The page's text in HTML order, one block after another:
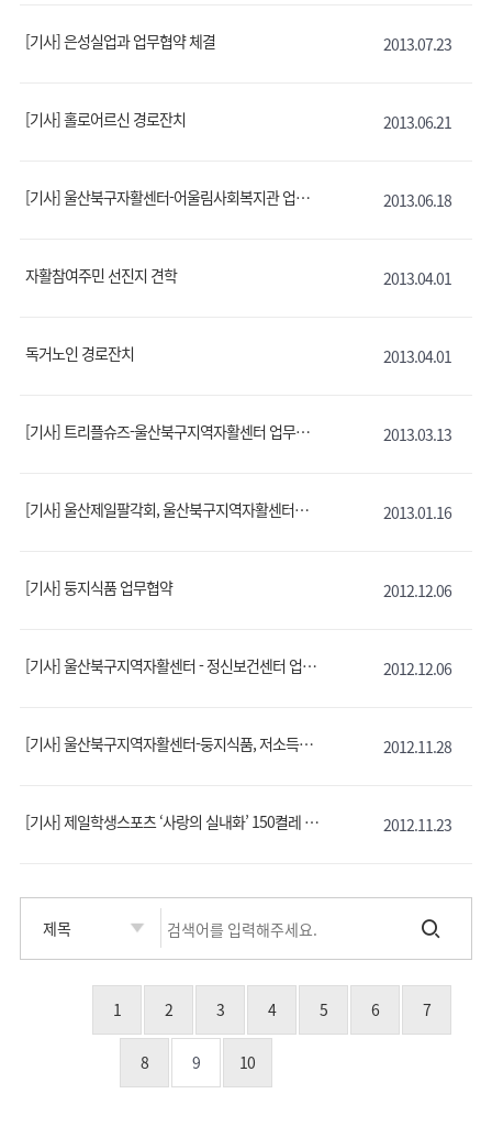
[기사] 은성실업과 업무협약 체결 2013.07.23
[기사] 홀로어르신 경로잔치 2013.06.21
[기사] 울산북구자활센터-어울림사회복지관 업무협약 2013.06.18
자활참여주민 선진지 견학 2013.04.01
독거노인 경로잔치 2013.04.01
[기사] 트리플슈즈-울산북구지역자활센터 업무협약 2013.03.13
[기사] 울산제일팔각회, 울산북구지역자활센터에 떡국 전달 2013.01.16
[기사] 둥지식품 업무협약 2012.12.06
[기사] 울산북구지역자활센터 - 정신보건센터 업무협약 2012.12.06
[기사] 울산북구지역자활센터-둥지식품, 저소득층 지원 MOU 2012.11.28
[기사] 제일학생스포츠 ‘사랑의 실내화’ 150켤레 전달 2012.11.23
1 2 3 4 5 6 7
8 9 10